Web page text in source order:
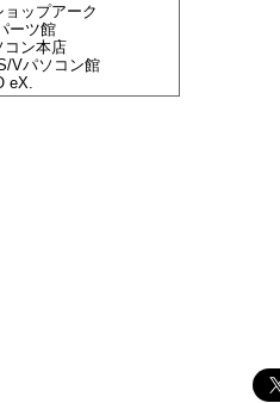
ップアーク
ーツ館
コン本店
Vパソコン館
eX.